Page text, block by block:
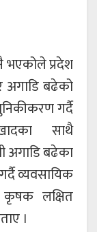
भएकोले प्रदेश
अगाडि बढेको
गर्दै
साथै
अगाडि बढेका
व्यवसायिक
कृषक लक्षित
।